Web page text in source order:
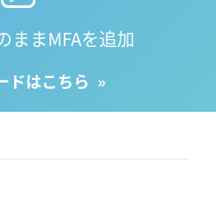
ままMFAを追加
ドはこちら